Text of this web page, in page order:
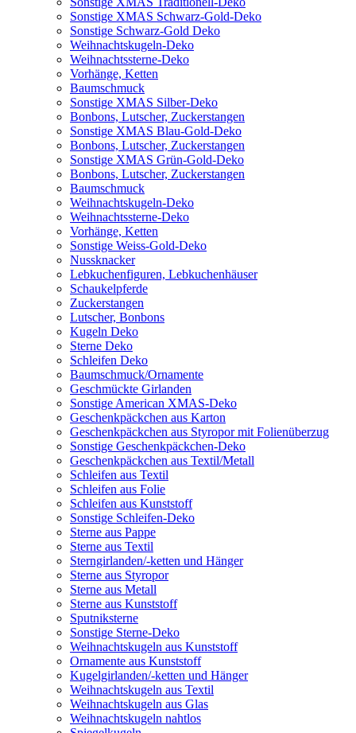
Sonstige XMAS Schwarz-Gold-Deko
Sonstige Schwarz-Gold Deko
Weihnachtskugeln-Deko
Weihnachtssterne-Deko
Vorhänge, Ketten
Baumschmuck
Sonstige XMAS Silber-Deko
Bonbons, Lutscher, Zuckerstangen
Sonstige XMAS Blau-Gold-Deko
Bonbons, Lutscher, Zuckerstangen
Sonstige XMAS Grün-Gold-Deko
Bonbons, Lutscher, Zuckerstangen
Baumschmuck
Weihnachtskugeln-Deko
Weihnachtssterne-Deko
Vorhänge, Ketten
Sonstige Weiss-Gold-Deko
Nussknacker
Lebkuchenfiguren, Lebkuchenhäuser
Schaukelpferde
Zuckerstangen
Lutscher, Bonbons
Kugeln Deko
Sterne Deko
Schleifen Deko
Baumschmuck/Ornamente
Geschmückte Girlanden
Sonstige American XMAS-Deko
Geschenkpäckchen aus Karton
Geschenkpäckchen aus Styropor mit Folienüberzug
Sonstige Geschenkpäckchen-Deko
Geschenkpäckchen aus Textil/Metall
Schleifen aus Textil
Schleifen aus Folie
Schleifen aus Kunststoff
Sonstige Schleifen-Deko
Sterne aus Pappe
Sterne aus Textil
Sterngirlanden/-ketten und Hänger
Sterne aus Styropor
Sterne aus Metall
Sterne aus Kunststoff
Sputniksterne
Sonstige Sterne-Deko
Weihnachtskugeln aus Kunststoff
Ornamente aus Kunststoff
Kugelgirlanden/-ketten und Hänger
Weihnachtskugeln aus Textil
Weihnachtskugeln aus Glas
Weihnachtskugeln nahtlos